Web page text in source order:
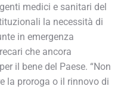
medici e sanitari del
la necessità di
in emergenza
che ancora
il bene del Paese. “Non
la proroga o il rinnovo di